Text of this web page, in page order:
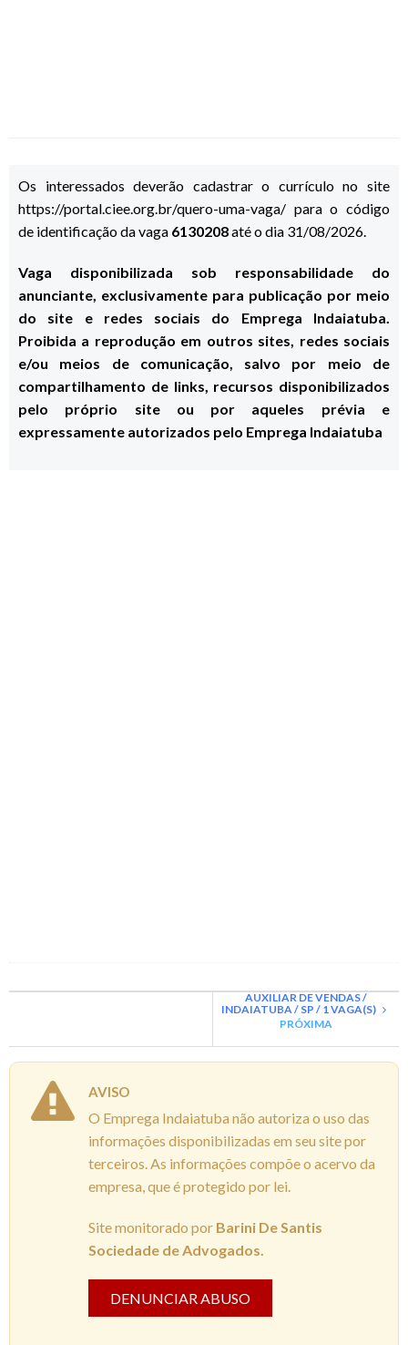
Os interessados deverão cadastrar o currículo no site
https://portal.ciee.org.br/quero-uma-vaga/ para o código
de identificação da vaga 6130208até o dia 31/08/2026.
Vaga disponibilizada sob responsabilidade do
anunciante, exclusivamente para publicação por meio
do site e redes sociais do Emprega Indaiatuba.
Proibida a reprodução em outros sites, redes sociais
e/ou meios de comunicação, salvo por meio de
compartilhamento de links, recursos disponibilizados
pelo próprio site ou por aqueles prévia e
expressamente autorizados pelo Emprega Indaiatuba
AUXILIAR DE VENDAS /
INDAIATUBA / SP / 1 VAGA(S)
PRÓXIMA
AVISO
O Emprega Indaiatuba não autoriza o uso das
informações disponibilizadas em seu site por
terceiros. As informações compõe o acervo da
empresa, que é protegido por lei.
Site monitorado por Barini De Santis
Sociedade de Advogados.
DENUNCIAR ABUSO